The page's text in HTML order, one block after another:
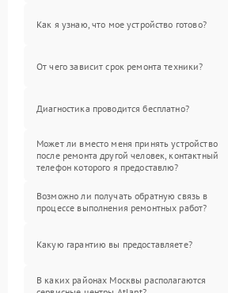
Как я узнаю, что мое устройство готово?
От чего зависит срок ремонта техники?
Диагностика проводится бесплатно?
Может ли вместо меня принять устройство
после ремонта другой человек, контактный
телефон которого я предоставлю?
Возможно ли получать обратную связь в
процессе выполнения ремонтных работ?
Какую гарантию вы предоставляете?
В каких районах Москвы располагаются